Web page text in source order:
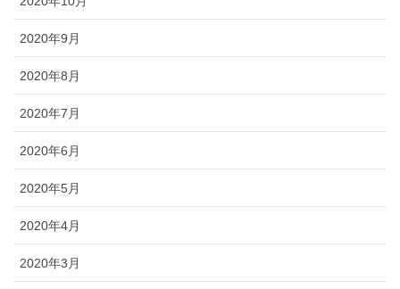
2020年9月
2020年8月
2020年7月
2020年6月
2020年5月
2020年4月
2020年3月